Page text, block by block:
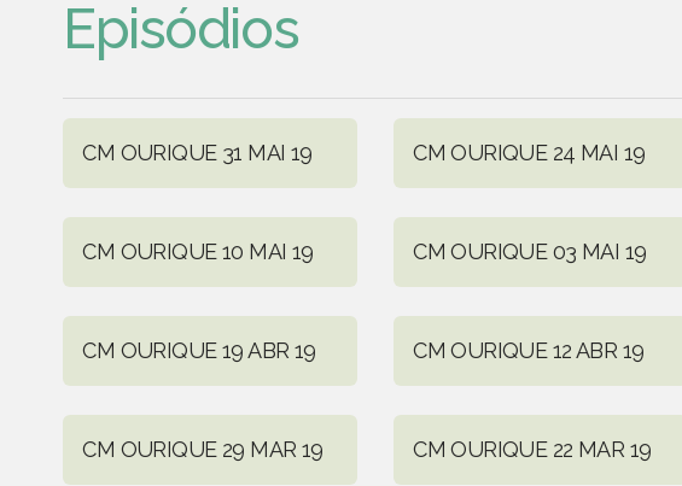
Episódios
CM OURIQUE 31 MAI 19 CM OURIQUE 24 MAI 19
CM OURIQUE 10 MAI 19 CM OURIQUE 03 MAI 19
CM OURIQUE 19 ABR 19 CM OURIQUE 12 ABR 19
CM OURIQUE 29 MAR 19 CM OURIQUE 22 MAR 19